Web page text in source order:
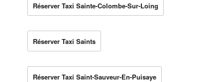
Réserver Taxi Sainte-Colombe-Sur-Loing
Réserver Taxi Saints
Réserver Taxi Saint-Sauveur-En-Puisaye